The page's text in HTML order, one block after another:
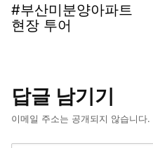
#부산미분양아파트
현장 투어
답글 남기기
이메일 주소는 공개되지 않습니다.